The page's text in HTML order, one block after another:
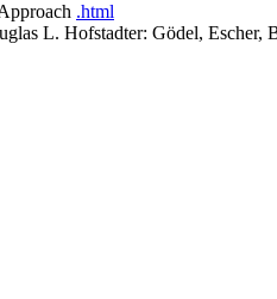
.html
L. Hofstadter: Gödel, Escher,